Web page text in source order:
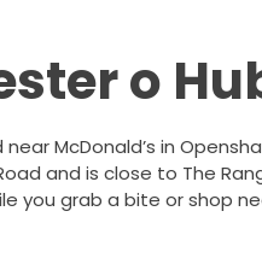
o
McDonald’s in
and is close to The
you grab a bite or shop